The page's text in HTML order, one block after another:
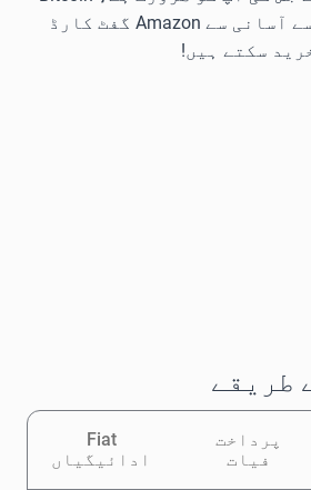
یا دیگر کرپٹو سے آسانی سے Amazon گفٹ کارڈ
سکتے ہیں!
طریقے
پرداخت
فیات
Fiat
ادائیگیاں